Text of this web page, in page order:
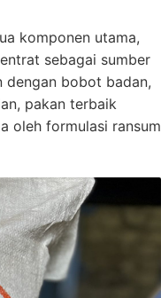
komponen utama,
sebagai sumber
dengan bobot badan,
pakan terbaik
oleh formulasi ransum